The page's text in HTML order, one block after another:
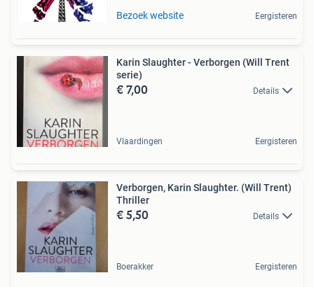
Bezoek website Eergisteren
Karin Slaughter - Verborgen (Will Trent
serie)
€ 7,00 Details
Vlaardingen Eergisteren
Verborgen, Karin Slaughter. (Will Trent)
Thriller
€ 5,50 Details
Boerakker Eergisteren